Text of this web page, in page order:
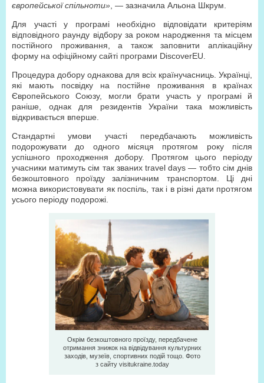
європейської спільноти» , — зазначила Альона Шкрум.
Для участі у програмі необхідно відповідати критеріям
відповідного раунду відбору за роком народження та місцем
постійного проживання, а також заповнити аплікаційну
форму на офіційному сайті програми DiscoverEU.
Процедура добору однакова для всіх країн­учасниць. Українці,
які мають посвідку на постійне проживання в країнах
Європейського Союзу, могли брати участь у програмі й
раніше, однак для резидентів України така можливість
відкривається вперше.
Стандартні умови участі передбачають можливість
подорожувати до одного місяця протягом року після
успішного проходження добору. Протягом цього періоду
учасники матимуть сім так званих travel days — тобто сім днів
безкоштовного проїзду залізничним транспортом. Ці дні
можна використовувати як поспіль, так і в різні дати протягом
усього періоду подорожі.
Окрім безкоштовного проїзду, передбачене
отримання знижок на відвідування культурних
заходів, музеїв, спортивних подій тощо. Фото
з сайту visitukraine.today